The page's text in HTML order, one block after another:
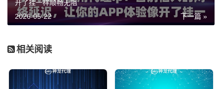
开了挂一样顺畅无阻
下一篇 »
2026-05-22
相关阅读